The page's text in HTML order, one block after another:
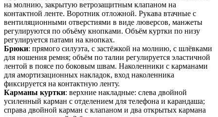
на молнию, закрытую ветрозащитным клапаном на
контактной ленте. Воротник отложной. Рукава втачные с
вентиляционными отверстиями в виде люверсов, манжеты
регулируются по объёму кнопками. Объём куртки по низу
регулируется патами на кнопках.
Брюки: прямого силуэта, с застёжкой на молнию, с шлёвками
для ношения ремня; объём по талии регулируется эластичной
лентой в поясе по боковым швам. Наколенники с карманами
для амортизационных накладок, вход наколенника
фиксируется на контактную ленту.
Карманы куртки: верхние накладные: слева двойной
усиленный карман с отделением для телефона и карандаша;
справа двойной карман с клапаном и два открытых кармана